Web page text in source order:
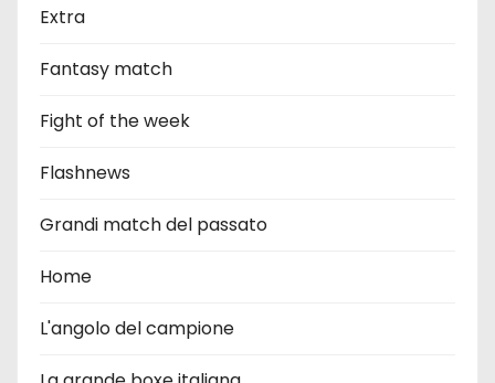
Extra
Fantasy match
Fight of the week
Flashnews
Grandi match del passato
Home
L'angolo del campione